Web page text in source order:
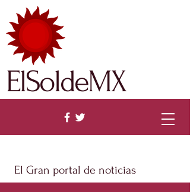
El Gran portal de noticias
ElSoldeMX